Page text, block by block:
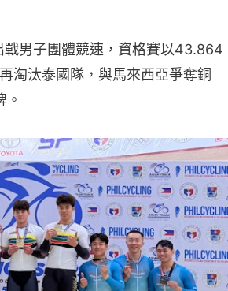
戰男子團體競速，資格賽以43.864
淘汰泰國隊，與馬來西亞爭奪銅